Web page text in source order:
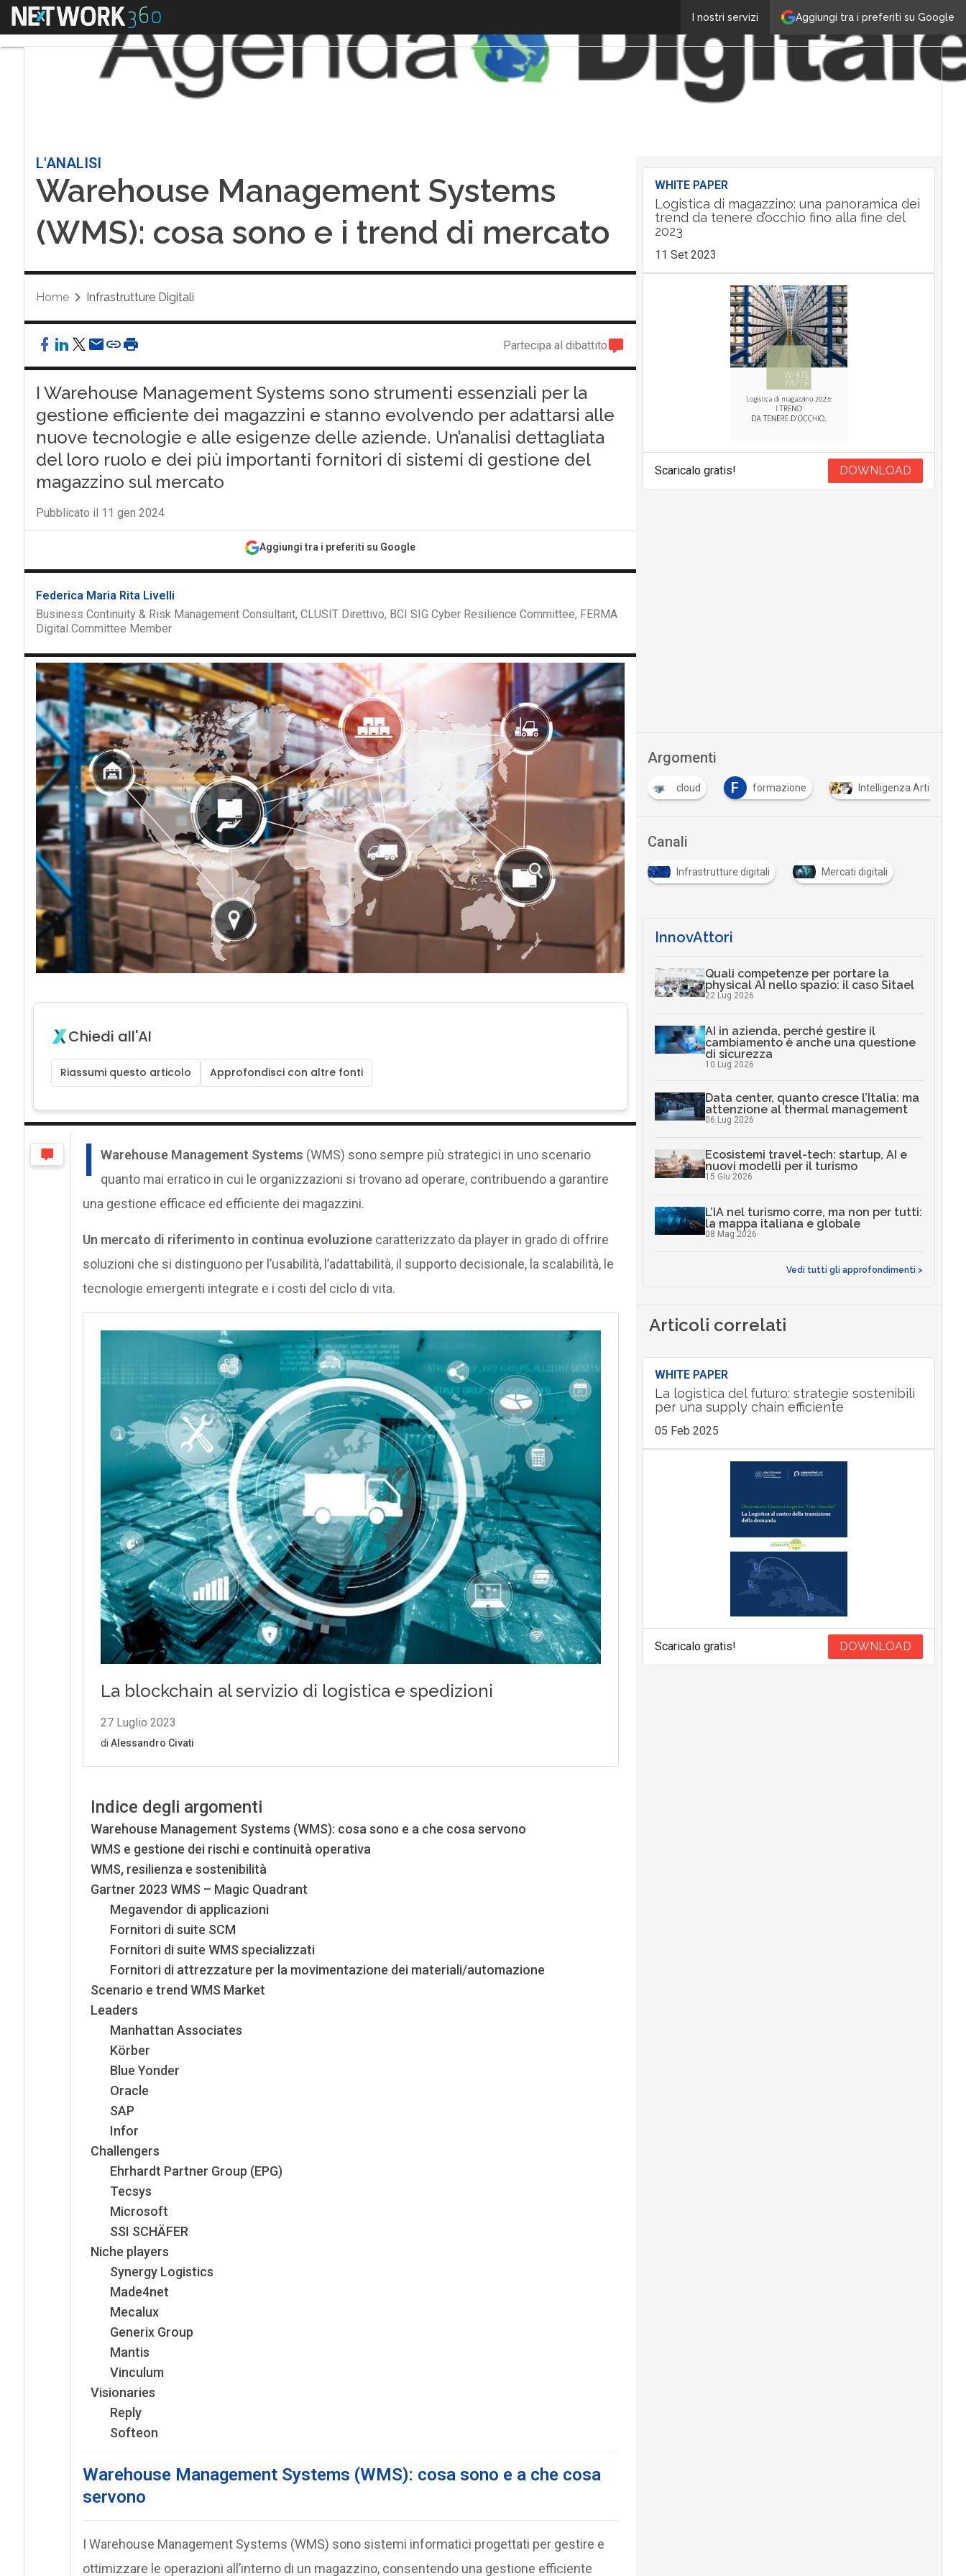
Aggiungi tra i preferiti su Google
I nostri servizi
Menu
L'ANALISI
Warehouse Management Systems
(WMS): cosa sono e i trend di mercato
Home Infrastrutture Digitali
Partecipa al dibattito
I Warehouse Management Systems sono strumenti essenziali per la
gestione efficiente dei magazzini e stanno evolvendo per adattarsi alle
nuove tecnologie e alle esigenze delle aziende. Un’analisi dettagliata
del loro ruolo e dei più importanti fornitori di sistemi di gestione del
magazzino sul mercato
Pubblicato il 11 gen 2024
Aggiungi tra i preferiti su Google
Federica Maria Rita Livelli
Business Continuity & Risk Management Consultant, CLUSIT Direttivo, BCI SIG Cyber Resilience Committee, FERMA
Digital Committee Member
Chiedi all'AI
Riassumi questo articolo Approfondisci con altre fonti
I Warehouse Management Systems (WMS) sono sempre più strategici in uno scenario
quanto mai erratico in cui le organizzazioni si trovano ad operare, contribuendo a garantire
una gestione efficace ed efficiente dei magazzini.
Un mercato di riferimento in continua evoluzione caratterizzato da player in grado di offrire
soluzioni che si distinguono per l’usabilità, l’adattabilità, il supporto decisionale, la scalabilità, le
tecnologie emergenti integrate e i costi del ciclo di vita.
Indice degli argomenti
Warehouse Management Systems (WMS): cosa sono e a che cosa servono
WMS e gestione dei rischi e continuità operativa
WMS, resilienza e sostenibilità
Gartner 2023 WMS – Magic Quadrant
Megavendor di applicazioni
Fornitori di suite SCM
Fornitori di suite WMS specializzati
Fornitori di attrezzature per la movimentazione dei materiali/automazione
Scenario e trend WMS Market
Leaders
Manhattan Associates
Körber
Blue Yonder
Oracle
SAP
Infor
Challengers
Ehrhardt Partner Group (EPG)
Tecsys
Microsoft
SSI SCHÄFER
Niche players
Synergy Logistics
Made4net
Mecalux
Generix Group
Mantis
Vinculum
Visionaries
Reply
Softeon
Warehouse Management Systems (WMS): cosa sono e a che cosa
servono
I Warehouse Management Systems (WMS) sono sistemi informatici progettati per gestire e
ottimizzare le operazioni all’interno di un magazzino, consentendo una gestione efficiente
WHITE PAPER
Logistica di magazzino: una panoramica dei
trend da tenere d’occhio fino alla fine del
2023
11 Set 2023
Scaricalo gratis! DOWNLOAD
Argomenti
blockchain cloud F formazione Intelligenza Artificiale
Canali
Infrastrutture digitali Mercati digitali
InnovAttori
Quali competenze per portare la
physical AI nello spazio: il caso Sitael
22 Lug 2026
AI in azienda, perché gestire il
cambiamento è anche una questione
di sicurezza
10 Lug 2026
Data center, quanto cresce l’Italia: ma
attenzione al thermal management
06 Lug 2026
Ecosistemi travel-tech: startup, AI e
nuovi modelli per il turismo
15 Giu 2026
L’IA nel turismo corre, ma non per tutti:
la mappa italiana e globale
08 Mag 2026
Vedi tutti gli approfondimenti >
Articoli correlati
WHITE PAPER
La logistica del futuro: strategie sostenibili
per una supply chain efficiente
05 Feb 2025
Scaricalo gratis! DOWNLOAD